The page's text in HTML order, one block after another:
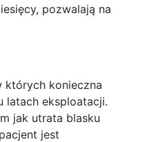
pozwalają na
których konieczna
latach eksploatacji.
jak utrata blasku
jest